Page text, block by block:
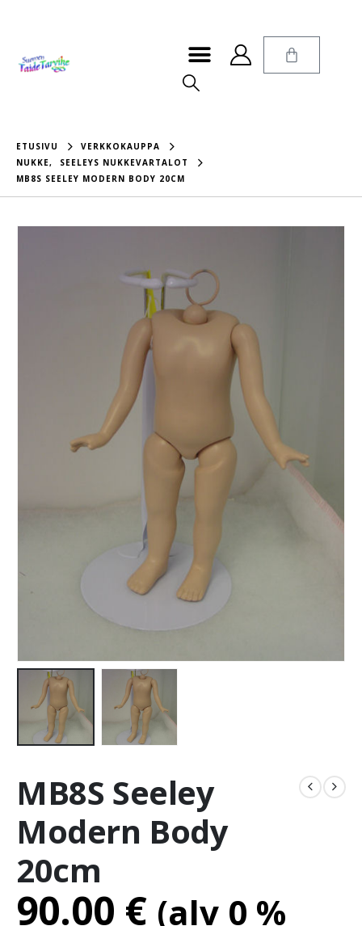
ETUSIVU
VERKKOKAUPPA
NUKKE,
SEELEYS NUKKEVARTALOT
MB8S SEELEY MODERN BODY 20CM
MB8S Seeley
Modern Body
20cm
90.00 € (alv 0 %